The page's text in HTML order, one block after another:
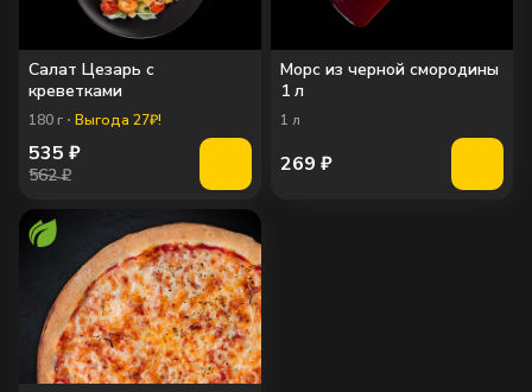
Салат Цезарь с
креветками
180 г Выгода 27₽!
535 ₽
562 ₽
Морс из черной смородины
1 л
1 л
269 ₽